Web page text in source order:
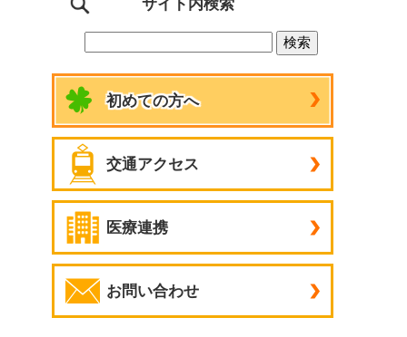
サイト内検索
初めての方へ
交通アクセス
医療連携
お問い合わせ